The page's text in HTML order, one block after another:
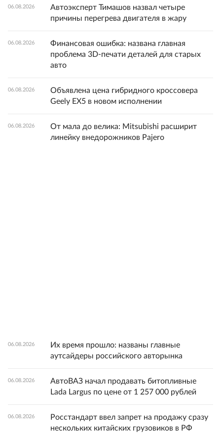
06.08.2026
Автоэксперт Тимашов назвал четыре
причины перегрева двигателя в жару
06.08.2026
Финансовая ошибка: названа главная
проблема 3D-печати деталей для старых
авто
06.08.2026
Объявлена цена гибридного кроссовера
Geely EX5 в новом исполнении
06.08.2026
От мала до велика: Mitsubishi расширит
линейку внедорожников Pajero
06.08.2026
Их время прошло: названы главные
аутсайдеры российского авторынка
06.08.2026
АвтоВАЗ начал продавать битопливные
Lada Largus по цене от 1 257 000 рублей
06.08.2026
Росстандарт ввел запрет на продажу сразу
нескольких китайских грузовиков в РФ